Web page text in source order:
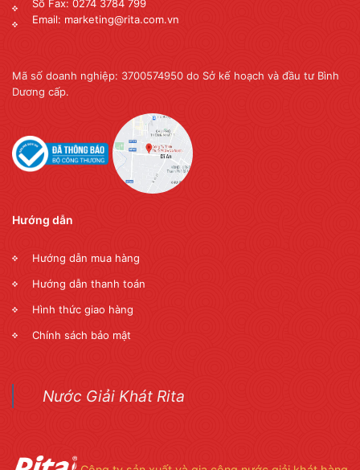
Số Fax: 0274 3784 799
Email: marketing@rita.com.vn
Mã số doanh nghiệp: 3700574950 do Sở kế hoạch và đầu tư Bình
Dương cấp.
Hướng dẫn
Hướng dẫn mua hàng
Hướng dẫn thanh toán
Hình thức giao hàng
Chính sách bảo mật
Nước Giải Khát Rita